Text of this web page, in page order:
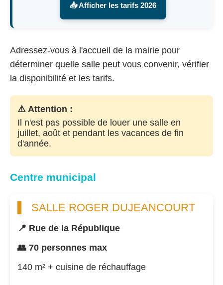
📥 Afficher les tarifs 2026
Adressez-vous à l'accueil de la mairie pour
déterminer quelle salle peut vous convenir, vérifier
la disponibilité et les tarifs.
⚠️ Attention :
Il n'est pas possible de louer une salle en
juillet, août et pendant les vacances de fin
d'année.
Centre municipal
SALLE ROGER DUJEANCOURT
📍 Rue de la République
👥 70 personnes max
140 m² + cuisine de réchauffage